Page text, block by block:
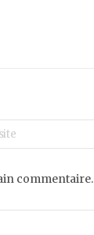
commentaire.